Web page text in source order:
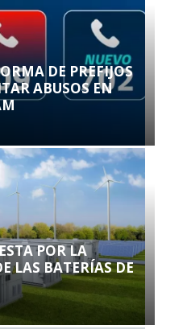
DE PREFIJOS
ABUSOS EN
POR LA
LAS BATERÍAS DE